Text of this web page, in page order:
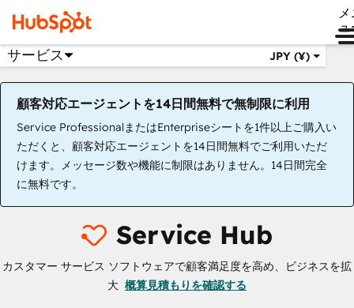
ュ
サービス JPY (¥)
顧客対応エージェントを14日間無料で無制限に利用
Service ProfessionalまたはEnterpriseシートを1件以上ご購入い
ただくと、顧客対応エージェントを14日間無料でご利用いただ
けます。メッセージ数や機能に制限はありません。14日間完全
に無料です。
Service Hub
カスタマー サービス ソフトウェアで顧客満足度を高め、ビジネスを拡
大 概算見積もりを確認する